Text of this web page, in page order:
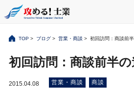
TOP> ブログ> 営業・商談 > 初回訪問：商談前
初回訪問：商談前半
2015.04.08 営業・商談 商談